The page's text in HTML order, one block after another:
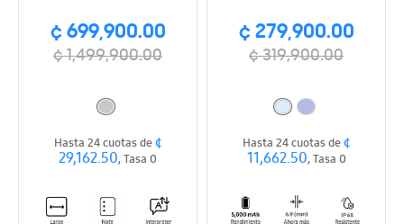
¢ 699,900.00
¢ 1,499,900.00
Hasta 24 cuotas de¢
29,162.50, Tasa 0
¢ 279,900.00
¢ 319,900.00
Hasta 24 cuotas de¢
11,662.50, Tasa 0